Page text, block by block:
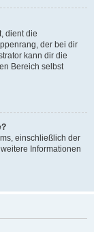
dient die
der bei dir
kann dir die
Bereich selbst
einschließlich der
Informationen